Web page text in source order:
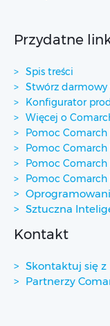
Przydatne
Spis treści
Stwórz darmowy
Konfigurator
Więcej o
Pomoc
Pomoc Comarch
Pomoc Comarch
Pomoc Comarch
Sztuczna
Kontakt
Skontaktuj się z
Partnerzy